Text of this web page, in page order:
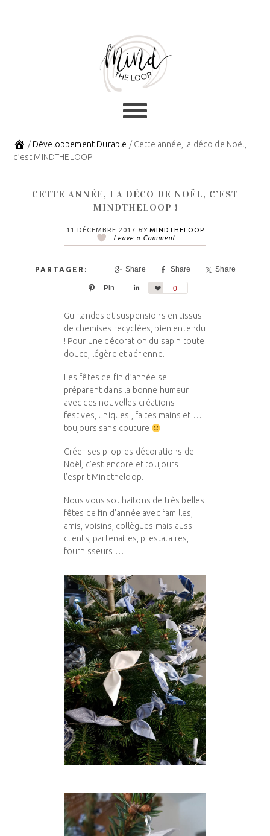
/ Développement Durable /Cette année, la déco de Noël,
c’est MINDTHELOOP !
CETTE ANNÉE, LA DÉCO DE NOËL, C’EST
MINDTHELOOP !
11 DÉCEMBRE 2017 BY MINDTHELOOP
Leave a Comment
Share Share Share
Pin Share 0
Love
Guirlandes et suspensions en tissus
de chemises recyclées, bien entendu
! Pour une décoration du sapin toute
douce, légère et aérienne.
Les fêtes de fin d’année se
préparent dans la bonne humeur
avec ces nouvelles créations
festives, uniques , faites mains et …
toujours sans couture
Créer ses propres décorations de
Noël, c’est encore et toujours
l’esprit Mindtheloop.
Nous vous souhaitons de très belles
fêtes de fin d’année avec familles,
amis, voisins, collègues mais aussi
clients, partenaires, prestataires,
fournisseurs …